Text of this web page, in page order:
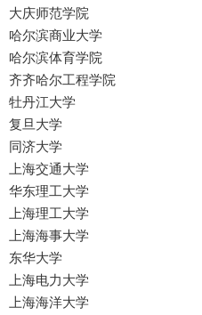
大庆师范学院
哈尔滨商业大学
哈尔滨体育学院
齐齐哈尔工程学院
牡丹江大学
复旦大学
同济大学
上海交通大学
华东理工大学
上海理工大学
上海海事大学
东华大学
上海电力大学
上海海洋大学